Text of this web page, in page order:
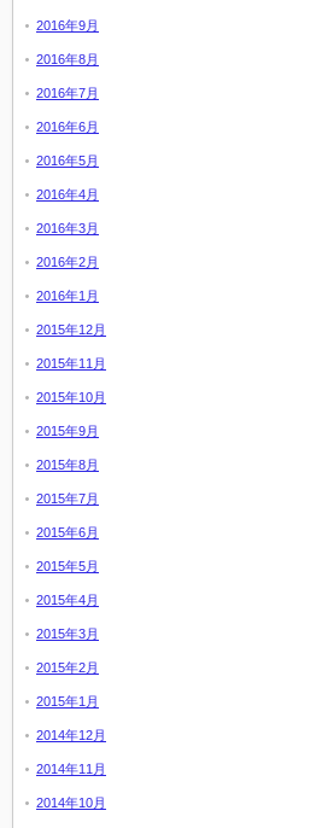
2016年9月
2016年8月
2016年7月
2016年6月
2016年5月
2016年4月
2016年3月
2016年2月
2016年1月
2015年12月
2015年11月
2015年10月
2015年9月
2015年8月
2015年7月
2015年6月
2015年5月
2015年4月
2015年3月
2015年2月
2015年1月
2014年12月
2014年11月
2014年10月